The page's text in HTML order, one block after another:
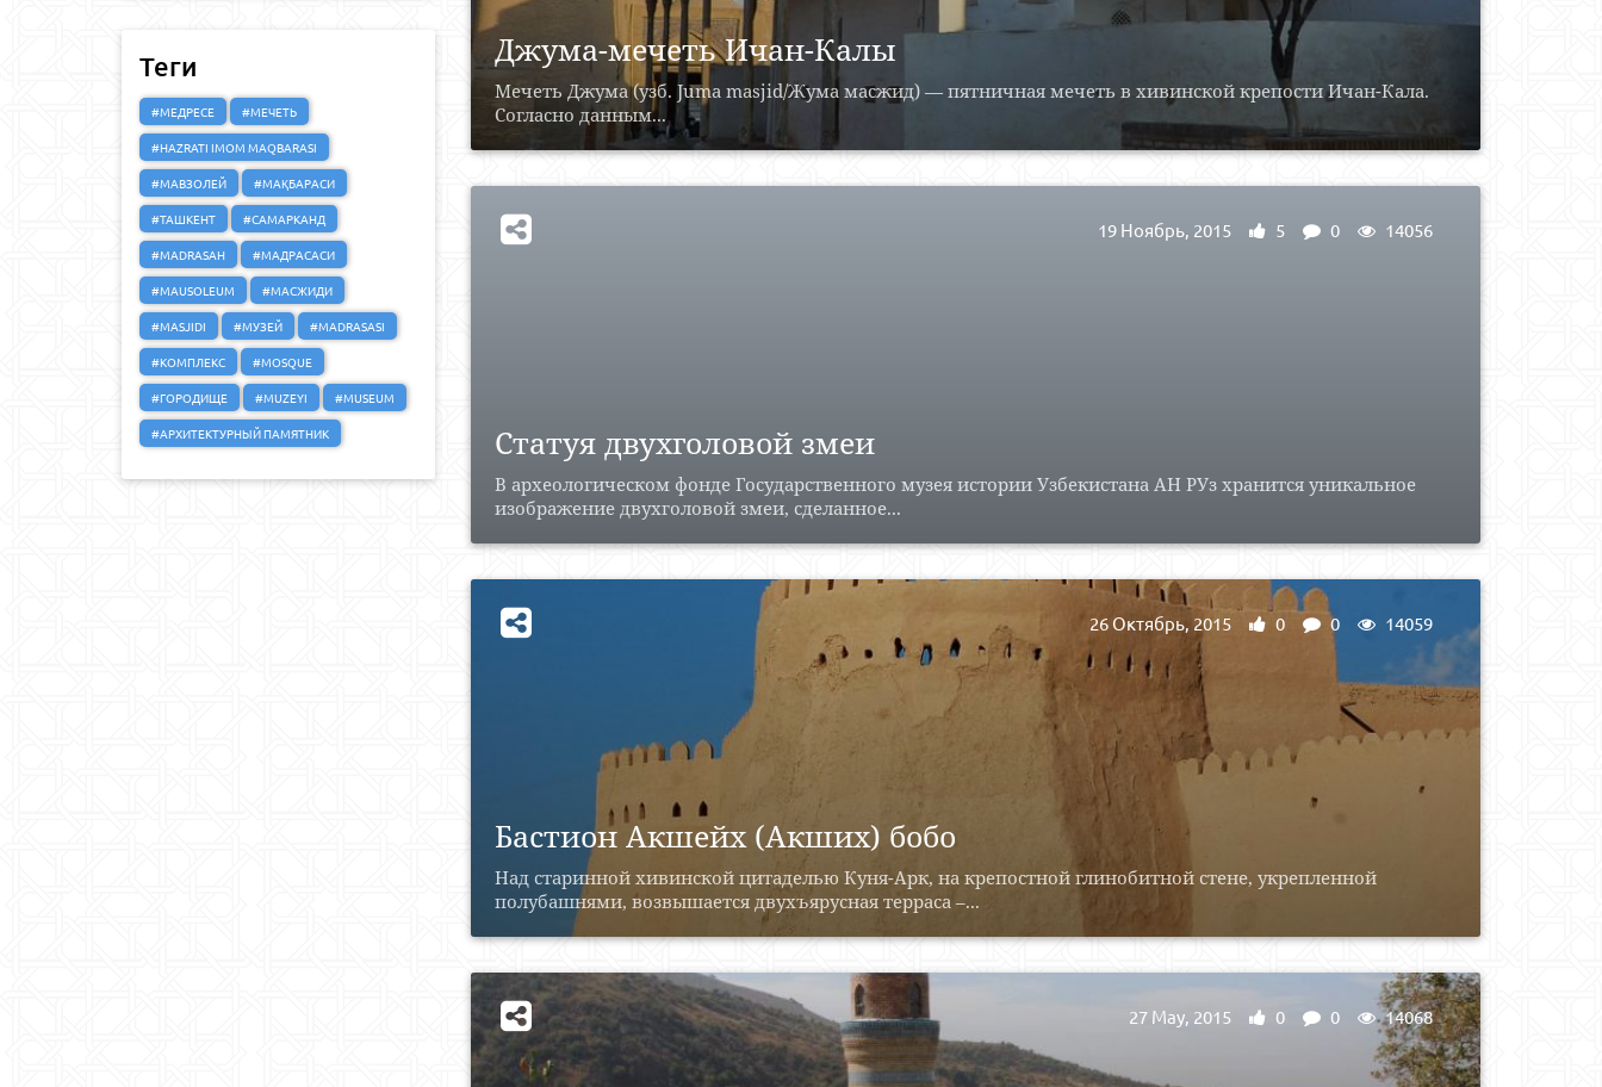
Теги
#МЕДРЕСЕ
#МЕЧЕТЬ
#HAZRATI IMOM MAQBARASI
#МАВЗОЛЕЙ
#МАҚБАРАСИ
#ТАШКЕНТ
#САМАРКАНД
#MADRASAH
#МАДРАСАСИ
#MAUSOLEUM
#МАСЖИДИ
#MASJIDI
#МУЗЕЙ
#MADRASASI
#КОМПЛЕКС
#MOSQUE
#ГОРОДИЩЕ
#MUZEYI
#MUSEUM
#АРХИТЕКТУРНЫЙ ПАМЯТНИК
Джума-мечеть Ичан-Калы
Мечеть Джума (узб. Juma masjid/Жума масжид) — пятничная мечеть в хивинской крепости Ичан-Кала.
Согласно данным...
Статуя двухголовой змеи
В археологическом фонде Государственного музея истории Узбекистана АН РУз хранится уникальное
изображение двухголовой змеи, сделанное...
19 Ноябрь, 2015 5 0 14056
Бастион Акшейх (Акших) бобо
Над старинной хивинской цитаделью Куня-Арк, на крепостной глинобитной стене, укрепленной
полубашнями, возвышается двухъярусная терраса –...
26 Октябрь, 2015 0 0 14059
27 May, 2015 0 0 14068